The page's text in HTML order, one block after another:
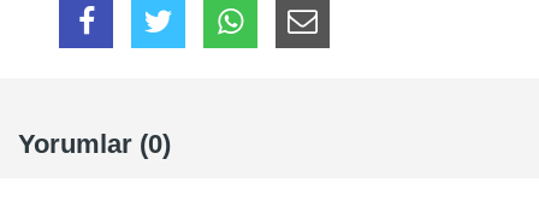
Yorumlar (0)